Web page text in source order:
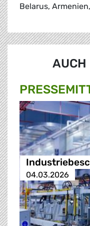
Belarus,
AUCH
04.03.2026